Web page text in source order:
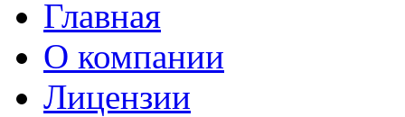
Главная
О компании
Лицензии